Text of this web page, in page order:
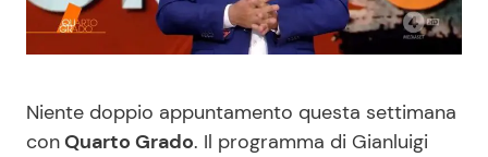
Casa Consigli di Cucina
Niente doppio appuntamento questa settimana
conQuarto Grado. Il programma di Gianluigi